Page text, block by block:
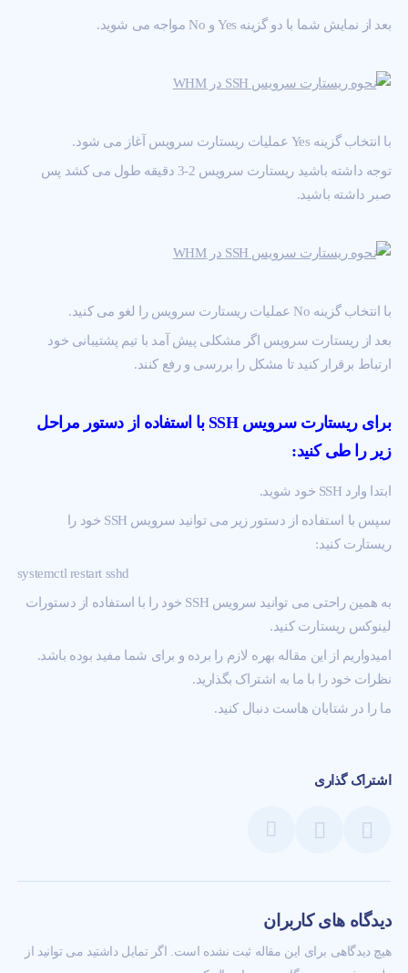
بعد از نمایش شما با دو گزینه Yes و No مواجه می شوید.
با انتخاب گزینه Yes عملیات ریستارت سرویس آغاز می شود.
توجه داشته باشید ریستارت سرویس 2-3 دقیقه طول می کشد پس
صبر داشته باشید.
با انتخاب گزینه No عملیات ریستارت سرویس را لغو می کنید.
بعد از ریستارت سرویس اگر مشکلی پیش آمد با تیم پشتیبانی خود
ارتباط برقرار کنید تا مشکل را بررسی و رفع کنند.
برای ریستارت سرویس SSH با استفاده از دستور مراحل
زیر را طی کنید:
ابتدا وارد SSH خود شوید.
سپس با استفاده از دستور زیر می توانید سرویس SSH خود را
ریستارت کنید:
systemctl restart sshd
به همین راحتی می توانید سرویس SSH خود را با استفاده از دستورات
لینوکس ریستارت کنید.
امیدواریم از این مقاله بهره لازم را برده و برای شما مفید بوده باشد.
نظرات خود را با ما به اشتراک بگذارید.
ما را در شتابان هاست دنبال کنید.
اشتراک گذاری
دیدگاه های کاربران
هیچ دیدگاهی برای این مقاله ثبت نشده است. اگر تمایل داشتید می توانید از